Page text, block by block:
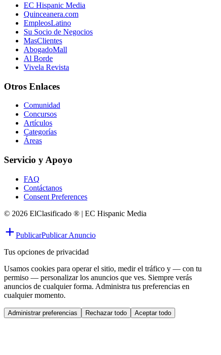
EC Hispanic Media
Quinceanera.com
EmpleosLatino
Su Socio de Negocios
MasClientes
AbogadoMall
Al Borde
Vivela Revista
Otros Enlaces
Comunidad
Concursos
Artículos
Categorías
Áreas
Servicio y Apoyo
FAQ
Contáctanos
Consent Preferences
© 2026 ElClasificado ® | EC Hispanic Media
PublicarPublicar Anuncio
Tus opciones de privacidad
Usamos cookies para operar el sitio, medir el tráfico y — con tu
permiso — personalizar los anuncios que ves. Siempre verás
anuncios de cualquier forma. Administra tus preferencias en
cualquier momento.
Administrar preferencias Rechazar todo Aceptar todo